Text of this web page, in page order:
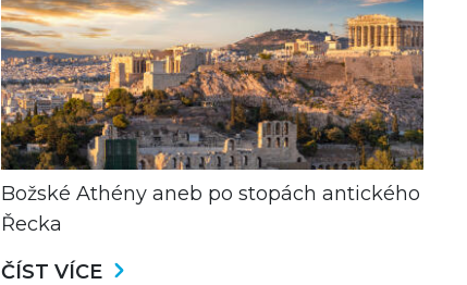
Božské Athény aneb po stopách antického
Řecka
ČÍST VÍCE